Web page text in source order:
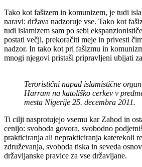
Tako kot fašizem in komunizem, je tudi
naravi: država nadzoruje vse. Tako kot
tudi islamizem sam po sebi
postati večji, prekoračiti meje in privesti
nadzor. In tako kot pri fašizmu in
mnogi njegovi pristaši pripravljeni ubijati
Teroristični napad islamistične
Harram na katoliško cerkev v
mesta Nigerije 25. decembra 2011.
Ti cilji nasprotujejo vsemu kar Zahod in
cenijo: svoboda govora, svobodno
prakticiranja ali neprakticiranja katerekoli
združevanja, svoboda tiska in seveda
državljanske pravice za vse državljane.